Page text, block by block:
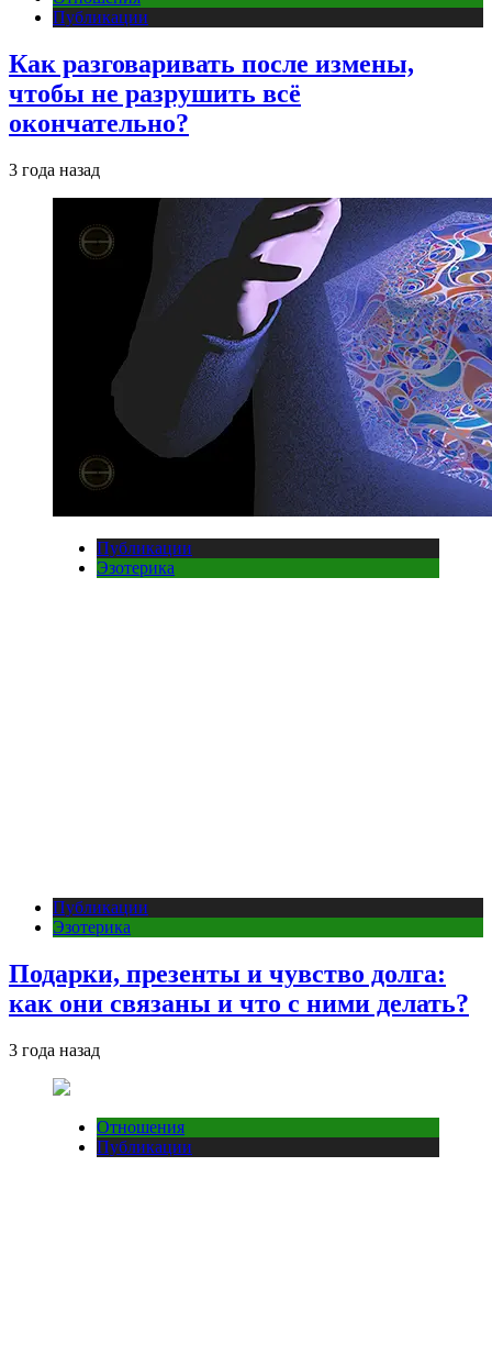
Публикации
Как разговаривать после измены,
чтобы не разрушить всё
окончательно?
3 года назад
Публикации
Эзотерика
Публикации
Эзотерика
Подарки, презенты и чувство долга:
как они связаны и что с ними делать?
3 года назад
Отношения
Публикации